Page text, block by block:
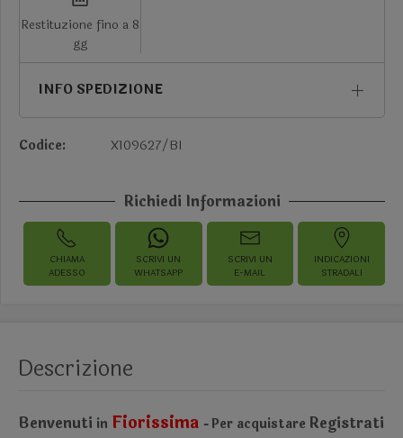
Restituzione fino a 8
gg
INFO SPEDIZIONE
Codice: X109627/BI
Richiedi Informazioni
CHIAMA
ADESSO
SCRIVI UN
WHATSAPP
SCRIVI UN
E-MAIL
INDICAZIONI
STRADALI
Descrizione
Benvenuti in Fiorissima - Per acquistare Registrati